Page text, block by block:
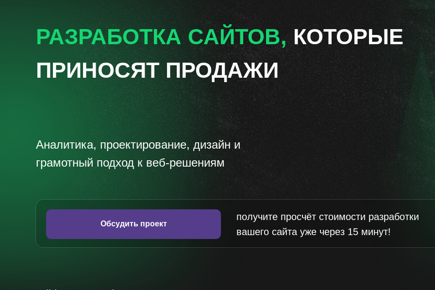
РАЗРАБОТКА САЙТОВ,КОТОРЫЕ
ПРИНОСЯТ ПРОДАЖИ
получите просчёт стоимости разработки
вашего сайта уже через 15 минут!
Аналитика, проектирование, дизайн и
грамотный подход к веб-решениям
Обсудить проект